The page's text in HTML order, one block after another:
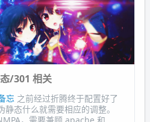
/301 相关
忘 之前经过折腾终于配置好了
态什么就需要相应的调整。